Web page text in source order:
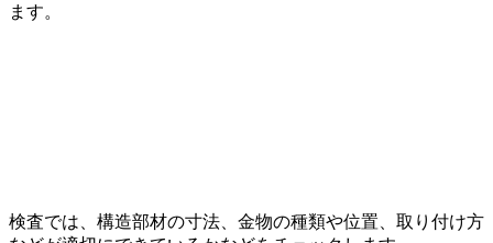
ます。
検査では、構造部材の寸法、金物の種類や位置、取り付け方